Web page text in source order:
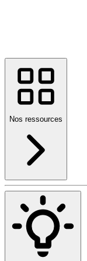
Nos ressources